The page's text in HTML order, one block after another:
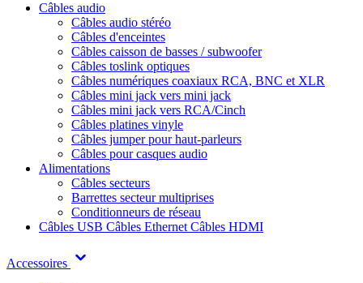
Câbles audio
Câbles audio stéréo
Câbles d'enceintes
Câbles caisson de basses / subwoofer
Câbles toslink optiques
Câbles numériques coaxiaux RCA, BNC et XLR
Câbles mini jack vers mini jack
Câbles mini jack vers RCA/Cinch
Câbles platines vinyle
Câbles jumper pour haut-parleurs
Câbles pour casques audio
Alimentations
Câbles secteurs
Barrettes secteur multiprises
Conditionneurs de réseau
Câbles USB Câbles Ethernet Câbles HDMI
Accessoires